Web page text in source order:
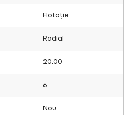
Flotație
Radial
20.00
6
Nou